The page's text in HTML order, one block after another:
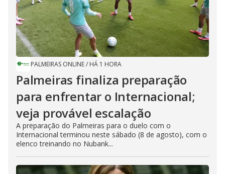
PALMEIRAS ONLINE/ HÁ 1 HORA
Palmeiras finaliza preparação
para enfrentar o Internacional;
veja provável escalação
A preparação do Palmeiras para o duelo com o
Internacional terminou neste sábado (8 de agosto), com o
elenco treinando no Nubank...